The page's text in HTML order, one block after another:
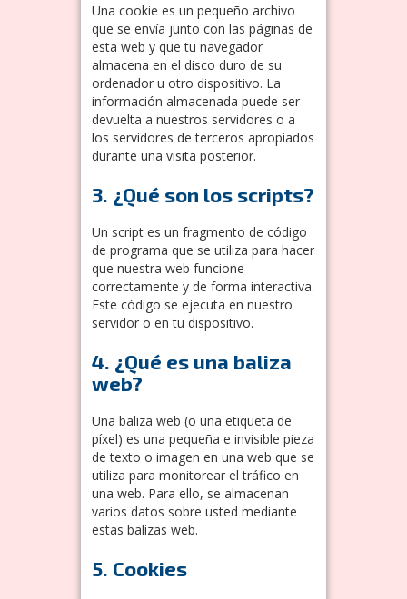
Una cookie es un pequeño archivo
que se envía junto con las páginas de
esta web y que tu navegador
almacena en el disco duro de su
ordenador u otro dispositivo. La
información almacenada puede ser
devuelta a nuestros servidores o a
los servidores de terceros apropiados
durante una visita posterior.
3. ¿Qué son los scripts?
Un script es un fragmento de código
de programa que se utiliza para hacer
que nuestra web funcione
correctamente y de forma interactiva.
Este código se ejecuta en nuestro
servidor o en tu dispositivo.
4. ¿Qué es una baliza
web?
Una baliza web (o una etiqueta de
píxel) es una pequeña e invisible pieza
de texto o imagen en una web que se
utiliza para monitorear el tráfico en
una web. Para ello, se almacenan
varios datos sobre usted mediante
estas balizas web.
5. Cookies